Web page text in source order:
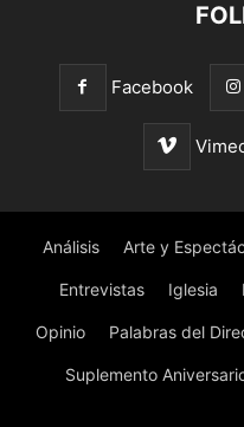
Facebook
Análisis Arte y
Entrevistas Iglesia
Opinio Palabras del
Suplemento